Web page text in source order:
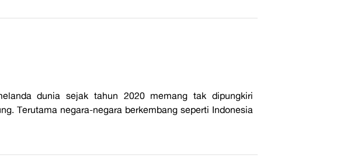
dunia sejak tahun 2020 memang tak dipungkiri
Terutama negara-negara berkembang seperti Indonesia